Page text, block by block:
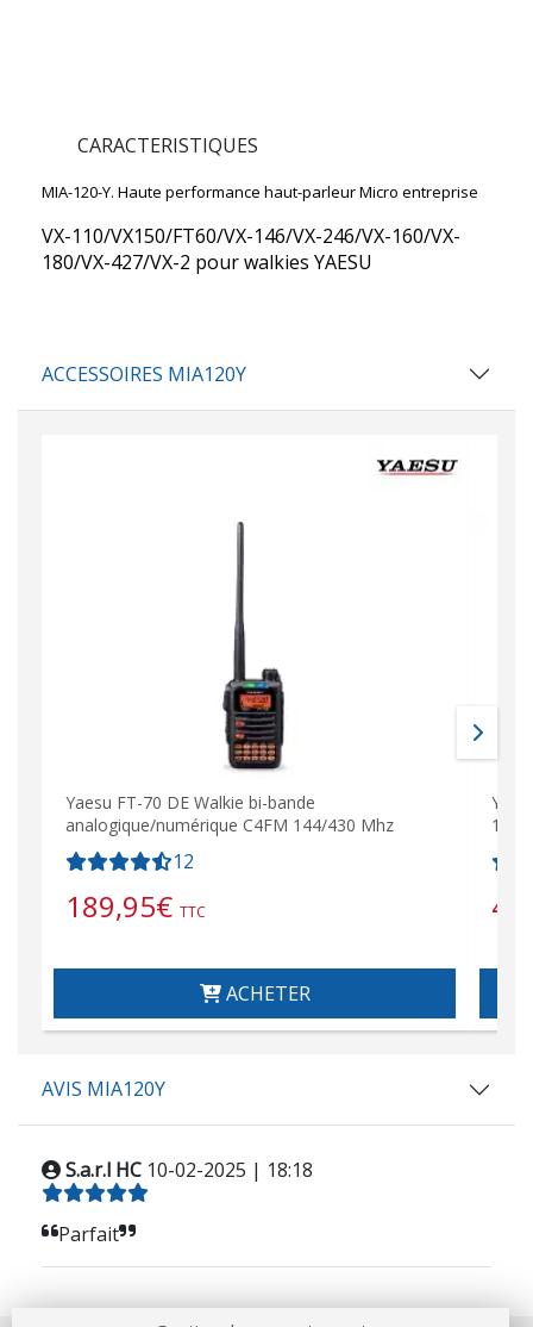
CARACTERISTIQUES
MIA-120-Y. Haute performance haut-parleur Micro entreprise
VX-110/VX150/FT60/VX-146/VX-246/VX-160/VX-
180/VX-427/VX-2 pour walkies YAESU
ACCESSOIRES MIA120Y
Yaesu FT-70 DE Walkie bi-bande
analogique/numérique C4FM 144/430 Mhz
12
189,95€ TTC
ACHETER
144
AVIS MIA120Y
S.a.r.l HC 10-02-2025 | 18:18
Parfait